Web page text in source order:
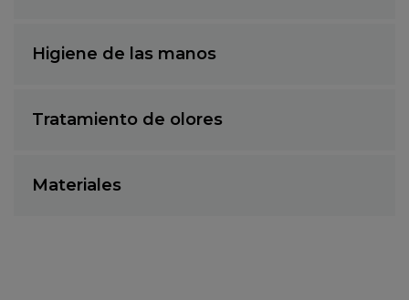
Higiene de las manos
Tratamiento de olores
Materiales